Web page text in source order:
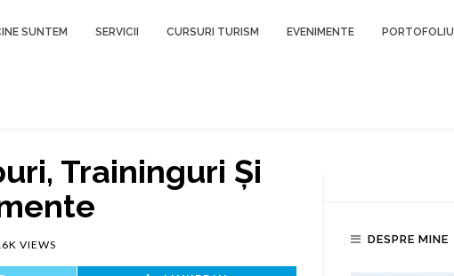
SUNTEM SERVICII CURSURI TURISM EVENIMENTE PORTOFOLIU
Traininguri Și
VIEWS DESPRE MINE